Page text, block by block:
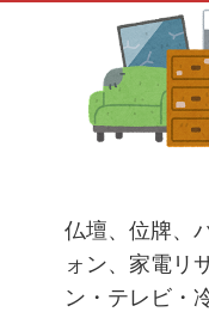
仏壇、位牌、
ォン、家電リ
ン・テレビ・